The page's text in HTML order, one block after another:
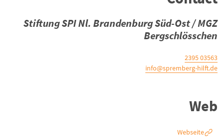
Stiftung SPI Nl. Brandenburg Süd-Ost / MGZ
Bergschlösschen
03563 2395
info@spremberg-hilft.de
Web
Webseite